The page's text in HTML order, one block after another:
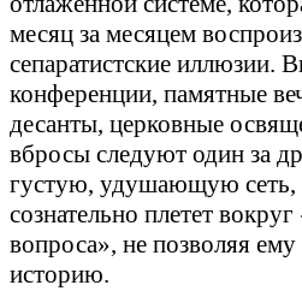
месяц за месяцем
сепаратистские иллюзии.
конференции, памятные
десанты, церковные
вбросы следуют один за
густую, удушающую сеть,
сознательно плетет вокруг
вопроса», не позволяя
историю.